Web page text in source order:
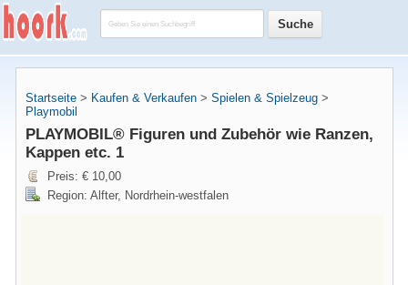
Startseite > Kaufen & Verkaufen > Spielen & Spielzeug >
Playmobil
PLAYMOBIL® Figuren und Zubehör wie Ranzen,
Kappen etc. 1
Preis: € 10,00
Region: Alfter, Nordrhein-westfalen